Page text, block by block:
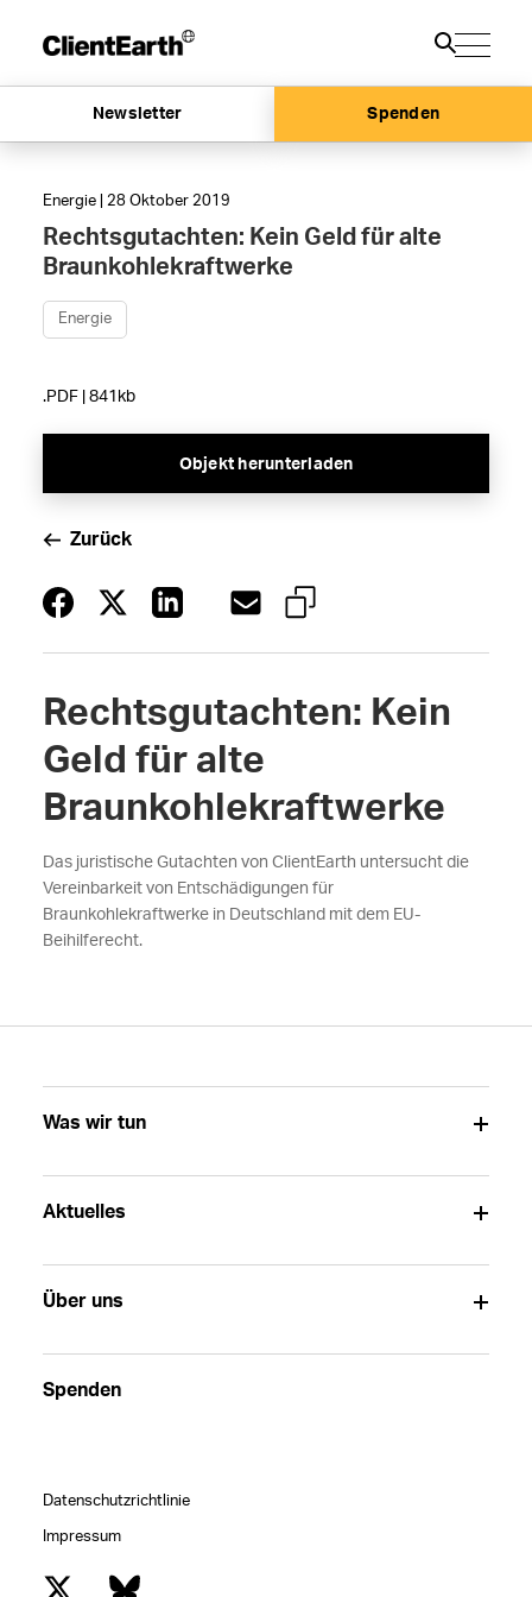
Newsletter Spenden
Energie | 28 Oktober 2019
Rechtsgutachten: Kein Geld für alte
Braunkohlekraftwerke
Energie
.PDF | 841kb
Objekt herunterladen
Zurück
Rechtsgutachten: Kein
Geld für alte
Braunkohlekraftwerke
Das juristische Gutachten von ClientEarth untersucht die
Vereinbarkeit von Entschädigungen für
Braunkohlekraftwerke in Deutschland mit dem EU-
Beihilferecht.
Was wir tun
Aktuelles
Über uns
Spenden
Datenschutzrichtlinie
Impressum